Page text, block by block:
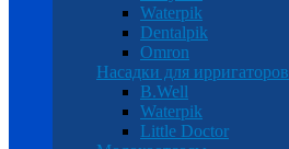
Waterpik
Dentalpik
Omron
Насадки для ирригаторов
B.Well
Waterpik
Little Doctor